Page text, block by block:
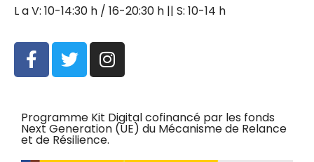
L a V: 10-14:30 h / 16-20:30 h || S: 10-14 h
Programme Kit Digital cofinancé par les fonds
Next Generation (UE) du Mécanisme de Relance
et de Résilience.